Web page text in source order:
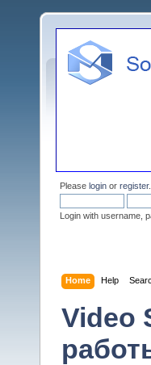
Please login or register.
Login with username,
Home Help
Video